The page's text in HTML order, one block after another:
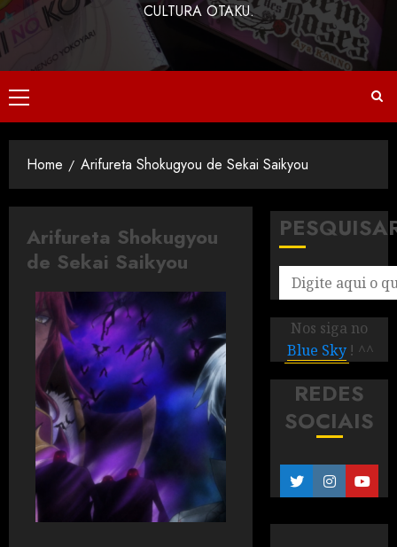
CULTURA OTAKU.
Home Arifureta Shokugyou de Sekai Saikyou
Arifureta Shokugyou
de Sekai Saikyou
Nos siga no
Blue Sky ! ^^
REDES
SOCIAIS